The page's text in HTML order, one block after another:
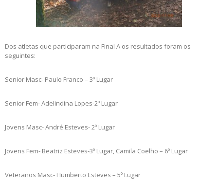
Dos atletas que participaram na Final A os resultados foram os
seguintes:
Senior Masc- Paulo Franco – 3º Lugar
Senior Fem- Adelindina Lopes-2º Lugar
Jovens Masc- André Esteves- 2º Lugar
Jovens Fem- Beatriz Esteves-3º Lugar, Camila Coelho – 6º Lugar
Veteranos Masc- Humberto Esteves – 5º Lugar